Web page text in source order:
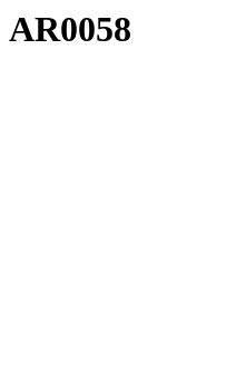
AR0058